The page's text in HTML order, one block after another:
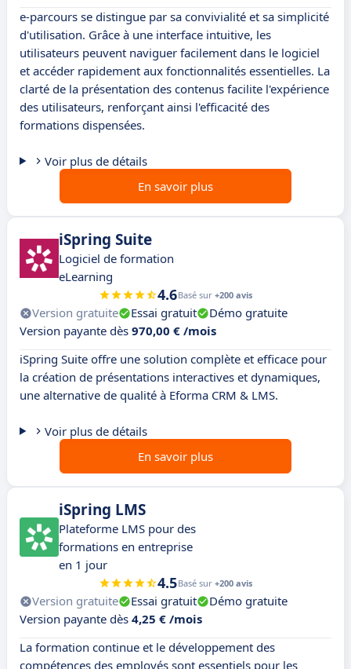
e-parcours se distingue par sa convivialité et sa simplicité
d'utilisation. Grâce à une interface intuitive, les
utilisateurs peuvent naviguer facilement dans le logiciel
et accéder rapidement aux fonctionnalités essentielles. La
clarté de la présentation des contenus facilite l'expérience
des utilisateurs, renforçant ainsi l'efficacité des
formations dispensées.
Voir plus de détails
En savoir plus
iSpring Suite
Logiciel de formation
eLearning
4.6Basé sur +200 avis
Version gratuite Essai gratuit
Démo gratuite
Version payante dès 970,00 € /mois
iSpring Suite offre une solution complète et efficace pour
la création de présentations interactives et dynamiques,
une alternative de qualité à Eforma CRM & LMS.
Voir plus de détails
En savoir plus
iSpring LMS
Plateforme LMS pour des
formations en entreprise
en 1 jour
4.5Basé sur +200 avis
Version gratuite Essai gratuit
Démo gratuite
Version payante dès 4,25 € /mois
La formation continue et le développement des
compétences des employés sont essentiels pour les